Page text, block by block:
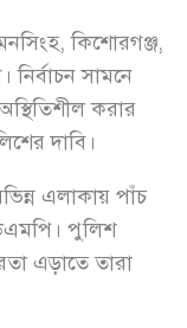
কিশোরগঞ্জ,
সামনে
করার
দাবি।
এলাকায় পাঁচ
পুলিশ
এড়াতে তারা